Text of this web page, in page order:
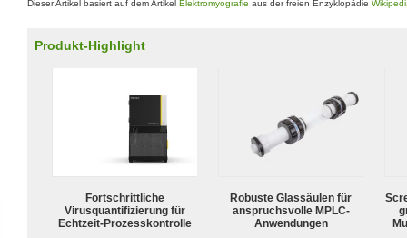
Dieser Artikel basiert auf dem Artikel Elektromyografie aus der freien Enzyklopädie
Produkt-Highlight
Fortschrittliche
Virusquantifizierung für
Echtzeit-Prozesskontrolle
Robuste Glassäulen für
anspruchsvolle MPLC-
Anwendungen